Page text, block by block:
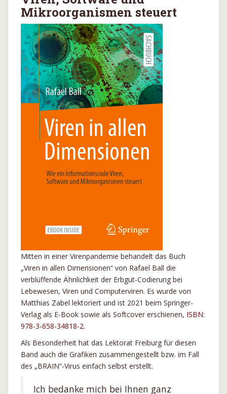
Mikroorganismen steuert
Mitten in einer Virenpandemie behandelt das Buch
„Viren in allen Dimensionen“ von Rafael Ball die
verblüffende Ähnlichkeit der Erbgut-Codierung bei
Lebewesen, Viren und Computerviren. Es wurde von
Matthias Zabel lektoriert und ist 2021 beim Springer-
Verlag als E-Book sowie als Softcover erschienen, ISBN:
978-3-658-34818-2.
Als Besonderheit hat das Lektorat Freiburg für diesen
Band auch die Grafiken zusammengestellt bzw. im Fall
des „BRAIN“-Virus einfach selbst erstellt.
Ich bedanke mich bei Ihnen ganz